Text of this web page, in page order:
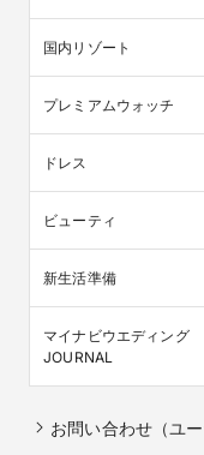
国内リゾート
プレミアムウォッチ
ドレス
ビューティ
新生活準備
マイナビウエディング
JOURNAL
お問い合わせ（ユー